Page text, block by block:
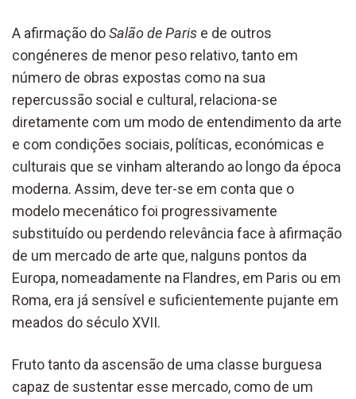
A afirmação doSalãode Paris e de outros
congéneres de menor peso relativo, tanto em
número de obras expostas como na sua
repercussão social e cultural, relaciona-se
diretamente com um modo de entendimento da arte
e com condições sociais, políticas, económicas e
culturais que se vinham alterando ao longo da época
moderna. Assim, deve ter-se em conta que o
modelo mecenático foi progressivamente
substituído ou perdendo relevância face à afirmação
de um mercado de arte que, nalguns pontos da
Europa, nomeadamente na Flandres, em Paris ou em
Roma, era já sensível e suficientemente pujante em
meados do século XVII.
Fruto tanto da ascensão de uma classe burguesa
capaz de sustentar esse mercado, como de um